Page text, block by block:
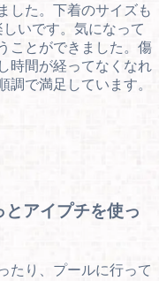
した。下着のサイズも
いです。気になって
ことができました。傷
時間が経ってなくなれ
調で満足しています。
アイプチを使っ
たり、プールに行って